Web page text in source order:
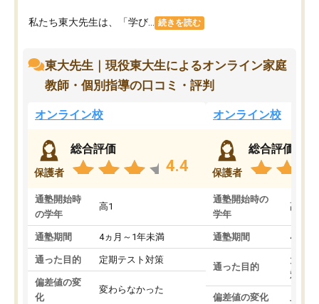
私たち東大先生は、「学び... 続きを読む
東大先生｜現役東大生によるオンライン家庭
教師・個別指導の口コミ・評判
オンライン校
保護者
総合評価
4.4
通塾開始時
の学年
高1
通塾期間 4ヵ月～1年未満
通った目的 定期テスト対策
偏差値の変
化
変わらなかった
オンライン校
保護者
総合評価
通塾開始時の
学年
高3
通塾期間 4ヵ月
通った目的
大学
対策
偏差値の変化 上が